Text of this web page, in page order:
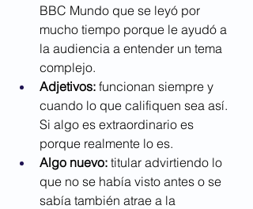
BBC Mundo que se leyó por
mucho tiempo porque le ayudó a
la audiencia a entender un tema
complejo.
Adjetivos: funcionan siempre y
cuando lo que califiquen sea así.
Si algo es extraordinario es
porque realmente lo es.
Algo nuevo: titular advirtiendo lo
que no se había visto antes o se
sabía también atrae a la